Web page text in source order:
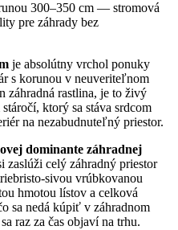
300–350 cm — stromová
pre záhrady bez
je absolútny vrchol ponuky
s korunou v neuveriteľnom
záhradná rastlina, je to živý
ktorý sa stáva srdcom
na nezabudnuteľný priestor.
dominante záhradnej
celý záhradný priestor
sivou vrúbkovanou
hmotou lístov a celková
sa nedá kúpiť v záhradnom
raz za čas objaví na trhu.